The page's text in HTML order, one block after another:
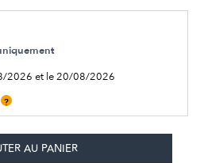
2026 et le 20/08/2026
?